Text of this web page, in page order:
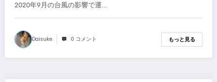
2020年9月の台風の影響で運…
Daisuke 0 コメント もっと見る